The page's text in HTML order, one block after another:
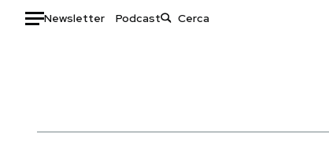
Newsletter Podcast
Italia
Moda